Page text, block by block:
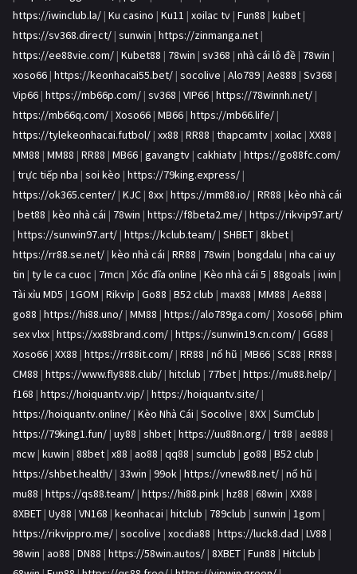
https://iwinclub.la/ | Ku casino | Ku11 | xoilac tv | Fun88 | kubet |
https://sv368.direct/ | sunwin | https://zinmanga.net |
https://ee88vie.com/ | Kubet88 | 78win | sv368 | nhà cái lô đề | 78win |
xoso66 | https://keonhacai55.bet/ | socolive | Alo789 | Ae888 | Sv368 |
Vip66 | https://mb66p.com/ | sv368 | VIP66 | https://78winnh.net/ |
https://mb66q.com/ | Xoso66 | MB66 | https://mb66.life/ |
https://tylekeonhacai.futbol/ | xx88 | RR88 | thapcamtv | xoilac | XX88 |
MM88 | MM88 | RR88 | MB66 | gavangtv | cakhiatv | https://go88fc.com/
| trực tiếp nba | soi kèo | https://79king.express/ |
https://ok365.center/ | KJC | 8xx | https://mm88.io/ | RR88 | kèo nhà cái
| bet88 | kèo nhà cái | 78win | https://f8beta2.me/ | https://rikvip97.art/
| https://sunwin97.art/ | https://kclub.team/ | SHBET | 8kbet |
https://rr88.se.net/ | kèo nhà cái | RR88 | 78win | bongdalu | nha cai uy
tin | ty le ca cuoc | 7mcn | Xóc đĩa online | Kèo nhà cái 5 | 88goals | iwin |
Tài xỉu MD5 | 1GOM | Rikvip | Go88 | B52 club | max88 | MM88 | Ae888 |
go88 | https://hi88.uno/ | MM88 | https://alo789ga.com/ | Xoso66 | phim
sex vlxx | https://xx88brand.com/ | https://sunwin19.cn.com/ | GG88 |
Xoso66 | XX88 | https://rr88it.com/ | RR88 | nổ hũ | MB66 | SC88 | RR88 |
CM88 | https://www.fly888.club/ | hitclub | 77bet | https://mu88.help/ |
f168 | https://hoiquantv.vip/ | https://hoiquantv.site/ |
https://hoiquantv.online/ | Kèo Nhà Cái | Socolive | 8XX | SumClub |
https://79king1.fun/ | uy88 | shbet | https://uu88n.org/ | tr88 | ae888 |
mcw | kuwin | 88bet | x88 | ao88 | qq88 | sumclub | go88 | B52 club |
https://shbet.health/ | 33win | 99ok | https://vnew88.net/ | nổ hũ |
mu88 | https://qs88.team/ | https://hi88.pink | hz88 | 68win | XX88 |
8XBET | Uy88 | VN168 | keonhacai | hitclub | 789club | sunwin | 1gom |
https://rikvippro.me/ | socolive | xocdia88 | https://luck8.dad | LV88 |
98win | ao88 | DN88 | https://58win.autos/ | 8XBET | Fun88 | Hitclub |